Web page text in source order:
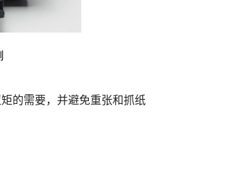
的需要，并避免重张和抓纸